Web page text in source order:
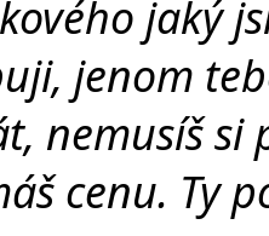
jaký
jenom
nemusíš
cenu. Ty